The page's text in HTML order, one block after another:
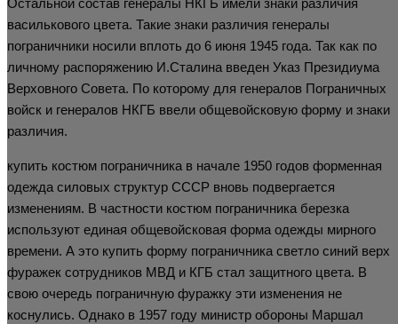
василькового цвета. Такие знаки различия генералы
пограничники носили вплоть до 6 июня 1945 года. Так как по
личному распоряжению И.Сталина введен Указ Президиума
Верховного Совета. По которому для генералов Пограничных
войск и генералов НКГБ ввели общевойсковую форму и знаки
различия.
купить костюм пограничника в начале 1950 годов форменная
одежда силовых структур СССР вновь подвергается
изменениям. В частности костюм пограничника березка
используют единая общевойсковая форма одежды мирного
времени. А это купить форму пограничника светло синий верх
фуражек сотрудников МВД и КГБ стал защитного цвета. В
свою очередь пограничную фуражку эти изменения не
коснулись. Однако в 1957 году министр обороны Маршал